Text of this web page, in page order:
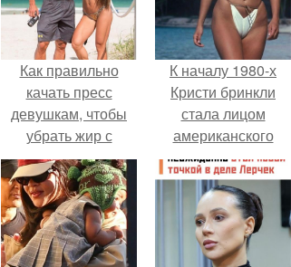
Как правильно
качать пресс
девушкам, чтобы
убрать жир с
живота. Как
правильно качать
пресс, чтобы убрать
живот.
К началу 1980-х
Кристи бринкли
стала лицом
американского
моделинга и
главным
воплощением
естественной
привлекательности.